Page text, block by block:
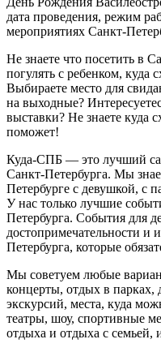
дата проведения, режим
мероприятиях Санкт-
Не знаете что посетить в
погулять с ребенком, куда
Выбираете место для
на выходные?
выставки? Не знаете куда
поможет!
Куда-СПБ — это лучший
Санкт-Петербурга. Мы
Петербурге с девушкой, с
У нас только лучшие
Петербурга. События для
достопримечательности и
Петербурга, которые
Мы советуем любые
концерты, отдых в парках,
экскурсий, места, куда
театры, шоу, спортивные
отдыха и отдыха с семьей,